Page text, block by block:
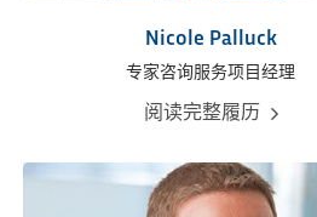
Nicole Palluck
专家咨询服务项目经理
阅读完整履历